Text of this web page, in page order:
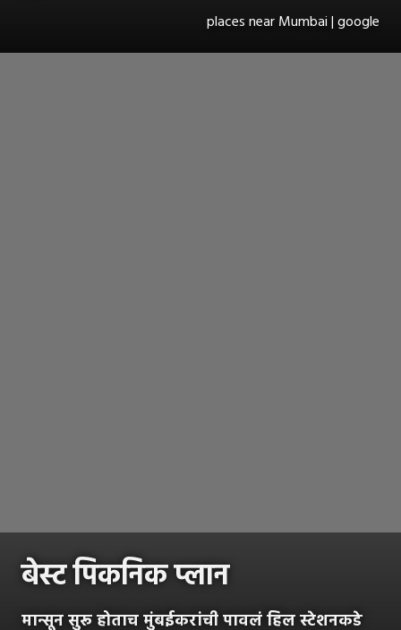
places near Mumbai | google
बेस्ट पिकनिक प्लान
मान्सून सुरू होताच मुंबईकरांची पावलं हिल स्टेशनकडे